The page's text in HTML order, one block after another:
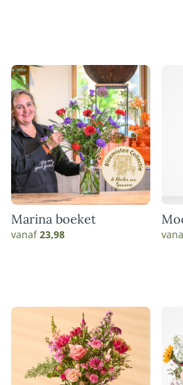
Marina boeket
vanaf23,98